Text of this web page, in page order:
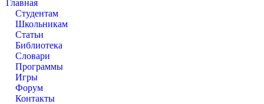
Главная
Студентам
Школьникам
Статьи
Библиотека
Словари
Программы
Игры
Форум
Контакты